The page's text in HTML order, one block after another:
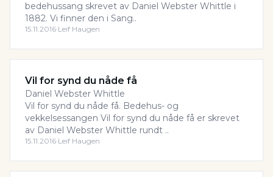
bedehussang skrevet av Daniel Webster Whittle i
1882. Vi finner den i Sang..
15.11.2016·Leif Haugen
Vil for synd du nåde få
Daniel Webster Whittle
Vil for synd du nåde få. Bedehus- og
vekkelsessangen Vil for synd du nåde få er skrevet
av Daniel Webster Whittle rundt ..
15.11.2016·Leif Haugen